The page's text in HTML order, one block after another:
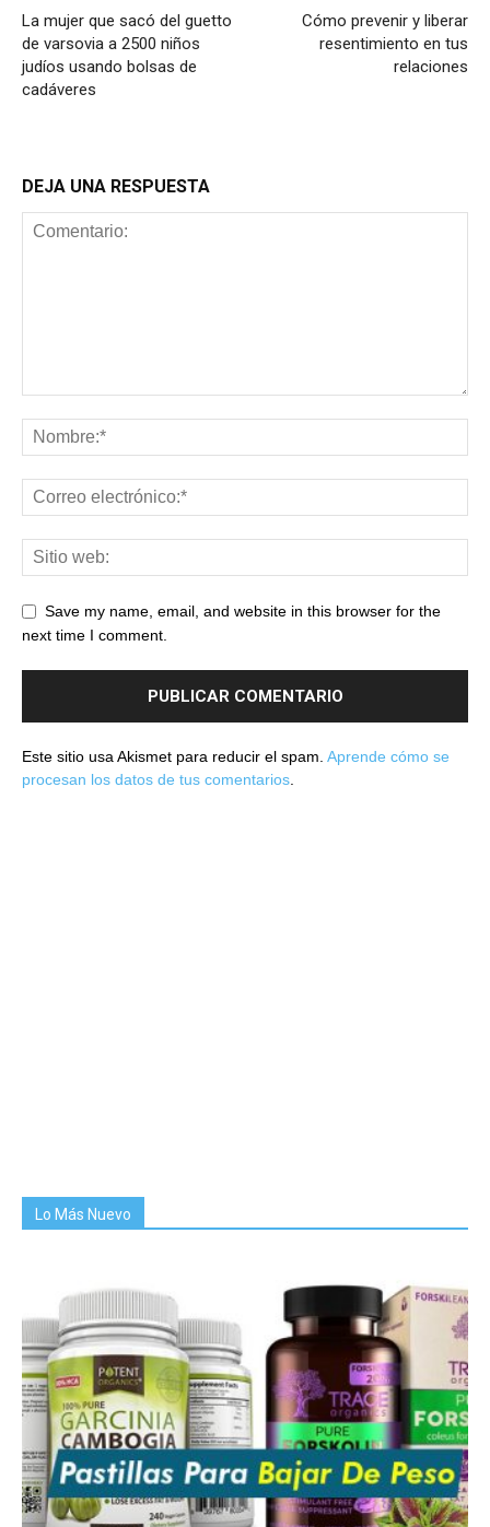
La mujer que sacó del guetto
de varsovia a 2500 niños
judíos usando bolsas de
cadáveres
Cómo prevenir y liberar
resentimiento en tus
relaciones
DEJA UNA RESPUESTA
Save my name, email, and website in this browser for the
next time I comment.
Este sitio usa Akismet para reducir el spam. Aprende cómo se
procesan los datos de tus comentarios
Lo Más Nuevo